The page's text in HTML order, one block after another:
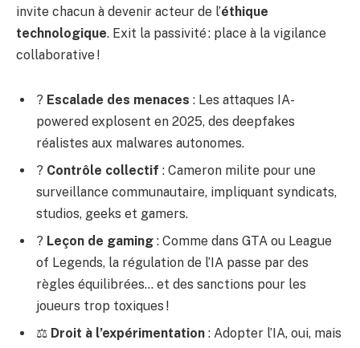
invite chacun à devenir acteur de l’éthique
technologique. Exit la passivité : place à la vigilance
collaborative !
? Escalade des menaces : Les attaques IA-
powered explosent en 2025, des deepfakes
réalistes aux malwares autonomes.
?️ Contrôle collectif : Cameron milite pour une
surveillance communautaire, impliquant syndicats,
studios, geeks et gamers.
? Leçon de gaming : Comme dans GTA ou League
of Legends, la régulation de l’IA passe par des
règles équilibrées… et des sanctions pour les
joueurs trop toxiques !
⚖️ Droit à l’expérimentation : Adopter l’IA, oui, mais